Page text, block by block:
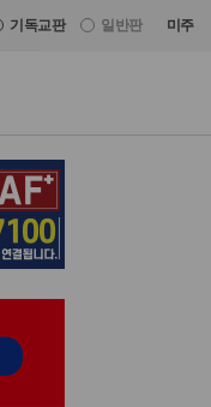
기독교판 일반판 미주